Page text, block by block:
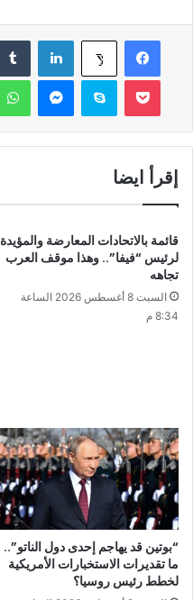
فيسبوك ‫X لينكدإن
سكايب
إقرأ ايضا
قائمة بالاتحادات المعارضة والمؤيدة
لرئيس “فيفا”.. وهذا موقف العرب
تجاهه
السبت 8 أغسطس 2026 الساعة
8:34 م
“بوتين قد يهاجم إحدى دول الناتو”..
ما تقديرات الاستخبارات الأمريكية
لخطط رئيس روسيا؟